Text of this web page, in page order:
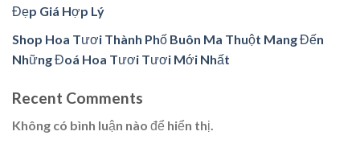
Đẹp Giá Hợp Lý
Shop Hoa Tươi Thành Phố Buôn Ma Thuột Mang Đến
Những Đoá Hoa Tươi Tươi Mới Nhất
Recent Comments
Không có bình luận nào để hiển thị.